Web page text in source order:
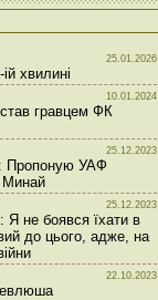
25.01.2026
хвилині
10.01.2024
гравцем ФК
25.12.2023
Пропоную УАФ
Минай
25.12.2023
не боявся їхати в
до цього, адже, на
22.10.2023